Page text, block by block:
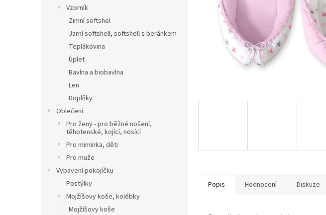
Vzorník
Zimní softshel
Jarní softshell, softshell s beránkem
Teplákovina
Úplet
Bavlna a biobavlna
Len
Doplňky
Oblečení
Pro ženy - pro běžné nošení,
těhotenské, kojící, nosící
Pro miminka, děti
Pro muže
Vybavení pokojíčku
Postýlky
Mojžíšovy koše, kolébky
Mojžíšovy koše
Popis Hodnocení Diskuze